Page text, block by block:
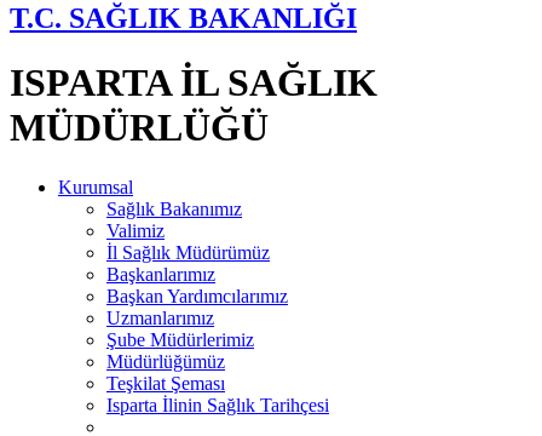
T.C. SAĞLIK BAKANLIĞI
ISPARTA İL SAĞLIK
MÜDÜRLÜĞÜ
Kurumsal
Sağlık Bakanımız
Valimiz
İl Sağlık Müdürümüz
Başkanlarımız
Başkan Yardımcılarımız
Uzmanlarımız
Şube Müdürlerimiz
Müdürlüğümüz
Teşkilat Şeması
Isparta İlinin Sağlık Tarihçesi